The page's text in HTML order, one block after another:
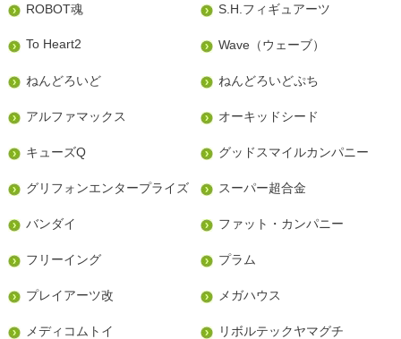
ROBOT魂
S.H.フィギュアーツ
To Heart2 Wave（ウェーブ）
ねんどろいど ねんどろいどぷち
アルファマックス オーキッドシード
キューズQ グッドスマイルカンパニー
グリフォンエンタープライズ スーパー超合金
バンダイ ファット・カンパニー
フリーイング プラム
プレイアーツ改 メガハウス
メディコムトイ リボルテックヤマグチ